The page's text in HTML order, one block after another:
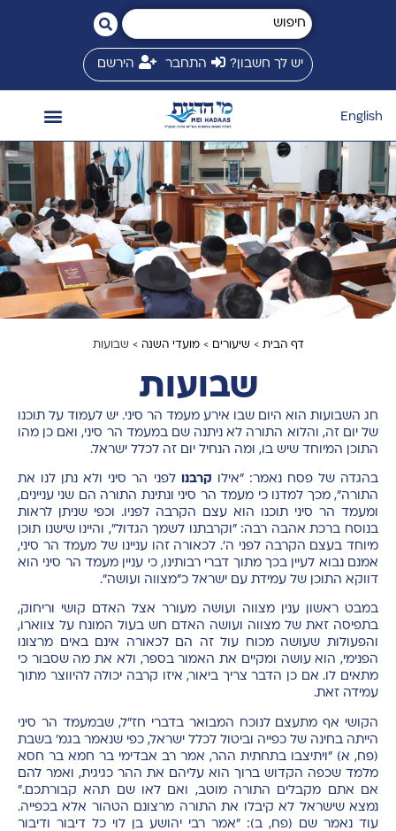
יש לך חשבון? התחבר הירשם
English
דף הבית > שיעורים >מועדי השנה > שבועות
שבועות
חג השבועות הוא היום שבו אירע מעמד הר סיני. יש לעמוד על תוכנו
של יום זה, והלוא התורה לא ניתנה שם במעמד הר סיני, ואם כן מהו
התוכן המיוחד שיש בו, ומה הנחיל יום זה לכלל ישראל.
בהגדה של פסח נאמר: "אילו קרבנו
לפני הר סיני ולא נתן לנו את
התורה", מכך למדנו כי מעמד הר סיני ונתינת התורה הם שני עניינים,
ומעמד הר סיני תוכנו הוא עצם הקרבה לפניו. וכפי שניתן לראות
בנוסח ברכת אהבה רבה: "וקרבתנו לשמך הגדול", והיינו שישנו תוכן
מיוחד בעצם הקרבה לפני ה'. לכאורה זהו עניינו של מעמד הר סיני,
אמנם נבוא לעיין בכך מתוך דברי רבותינו, כי עניין מעמד הר סיני הוא
דווקא התוכן של עמידת עם ישראל כ"מצווה ועושה".
במבט ראשון ענין מצווה ועושה מעורר אצל האדם קושי וריחוק,
בתפיסה זאת של מצווה ועושה האדם חש בעול המונח על צווארו,
והפעולות שעושה מכוח עול זה הם לכאורה אינם באים מרצונו
הפנימי, הוא עושה ומקיים את האמור בספר, ולא את מה שסבור כי
מתאים לו. אם כן הדבר צריך ביאור, איזו קרבה יכולה להיווצר מתוך
עמידה זאת.
הקושי אף מתעצם לנוכח המבואר בדברי חז"ל, שבמעמד הר סיני
הייתה בחינה של כפייה וביטול לכלל ישראל, כפי שנאמר בגמ' בשבת
(פח, א) "ויתיצבו בתחתית ההר, אמר רב אבדימי בר חמא בר חסא
מלמד שכפה הקדוש ברוך הוא עליהם את ההר כגיגית, ואמר להם
אם אתם מקבלים התורה מוטב, ואם לאו שם תהא קבורתכם."
נמצא שישראל לא קיבלו את התורה מרצונם הטהור אלא בכפייה.
עוד נאמר שם (פח, ב): "אמר רבי יהושע בן לוי כל דיבור ודיבור